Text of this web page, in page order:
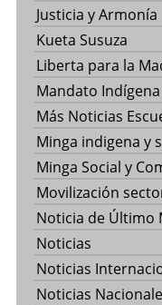
Justicia y Armonía
Kueta Susuza
Liberta para la
Mandato
Más Noticias
Minga indigena y
Minga Social y
Movilización
Noticia de Último
Noticias
Noticias
Noticias